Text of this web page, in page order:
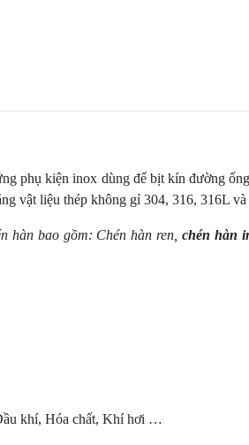
phụ kiện inox dùng để bịt kín đường
vật liệu thép không gỉ 304, 316, 316L
hàn bao gồm: Chén hàn ren, chén hàn
khí, Hóa chất, Khí hơi …